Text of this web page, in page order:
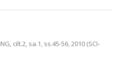
cilt.2, sa.1, ss.45-56, 2010 (SCI-